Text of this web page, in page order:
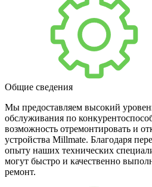
Общие сведения
Мы предоставляем высокий
обслуживания по
возможность отремонтировать и
устройства Millmate. Благодаря
опыту наших технических
могут быстро и качественно
ремонт.